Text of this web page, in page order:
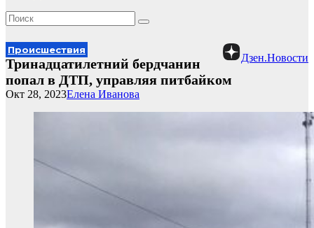
Дзен.Новости
Происшествия
Тринадцатилетний бердчанин
попал в ДТП, управляя питбайком
Елена Иванова
Окт 28, 2023